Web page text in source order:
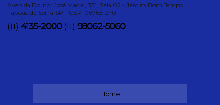
Avenida Doutor José Maciel, 331, Sala 02 - Jardim Bom Tempo
Taboão da Serra-SP - CEP: 06763-270
(11) 4135-2000 (11) 98062-5060
Home